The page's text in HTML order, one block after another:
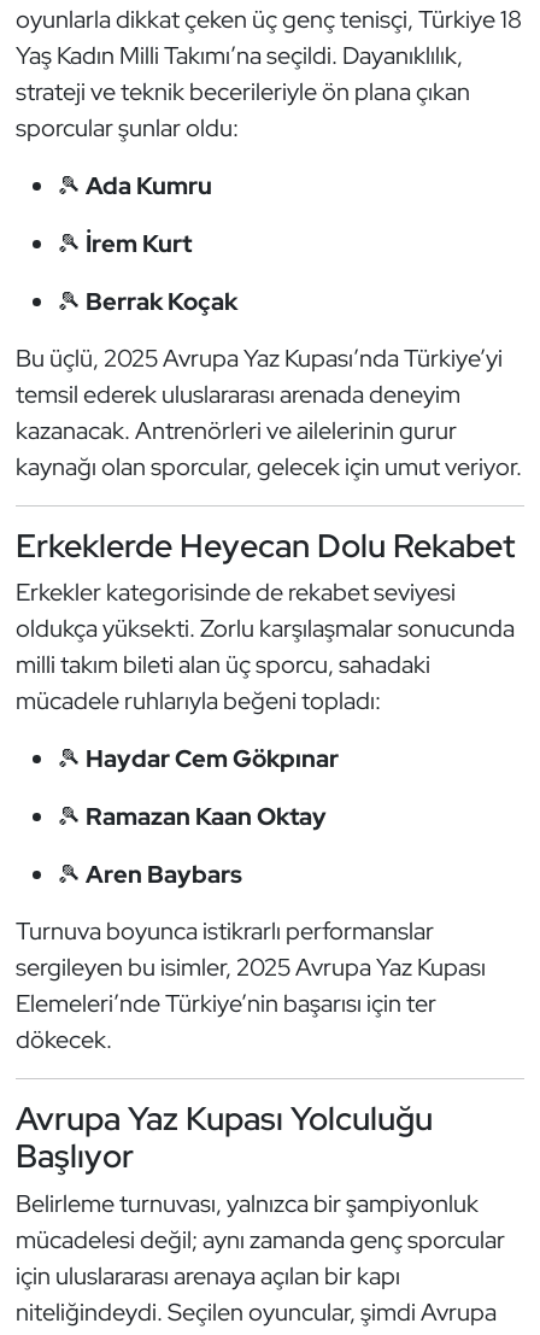
oyunlarla dikkat çeken üç genç tenisçi, Türkiye 18
Yaş Kadın Milli Takımı’na seçildi. Dayanıklılık,
strateji ve teknik becerileriyle ön plana çıkan
sporcular şunlar oldu:
🎾 Ada Kumru
🎾 İrem Kurt
🎾 Berrak Koçak
Bu üçlü, 2025 Avrupa Yaz Kupası’nda Türkiye’yi
temsil ederek uluslararası arenada deneyim
kazanacak. Antrenörleri ve ailelerinin gurur
kaynağı olan sporcular, gelecek için umut veriyor.
Erkeklerde Heyecan Dolu Rekabet
Erkekler kategorisinde de rekabet seviyesi
oldukça yüksekti. Zorlu karşılaşmalar sonucunda
milli takım bileti alan üç sporcu, sahadaki
mücadele ruhlarıyla beğeni topladı:
🎾 Haydar Cem Gökpınar
🎾 Ramazan Kaan Oktay
🎾 Aren Baybars
Turnuva boyunca istikrarlı performanslar
sergileyen bu isimler, 2025 Avrupa Yaz Kupası
Elemeleri’nde Türkiye’nin başarısı için ter
dökecek.
Avrupa Yaz Kupası Yolculuğu
Başlıyor
Belirleme turnuvası, yalnızca bir şampiyonluk
mücadelesi değil; aynı zamanda genç sporcular
için uluslararası arenaya açılan bir kapı
niteliğindeydi. Seçilen oyuncular, şimdi Avrupa
Judo ve Kuraş
Kano ve Rafting
Kürek
Masa Tenisi
Motor Sporları
Muay Thai
Okçuluk
Optimist
Oryantiring
Özel Sporcular
Paralimpik
Ragbi
Satranç
Su Topu
Sualtı Sporları
Tekvando
Tenis